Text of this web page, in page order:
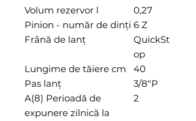
Volum rezervor l
0,27
Pinion - număr de dinți 6 Z
Frână de lanţ
QuickSt
op
Lungime de tăiere cm
40
Pas lanţ
3/8"P
A(8) Perioadă de
expunere zilnică la
2